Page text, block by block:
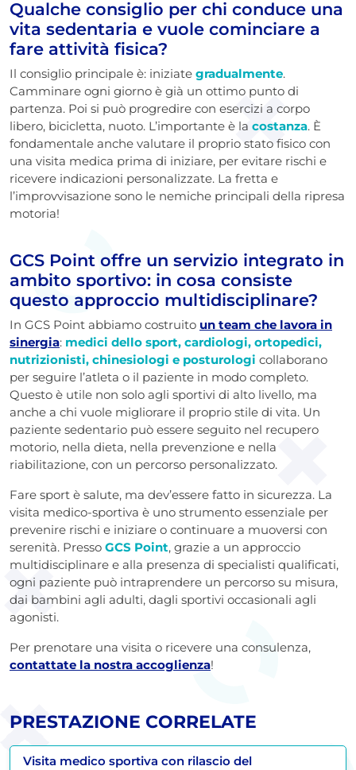
Qualche consiglio per chi conduce una
vita sedentaria e vuole cominciare a
fare attività fisica?
Il consiglio principale è: iniziate gradualmente.
Camminare ogni giorno è già un ottimo punto di
partenza. Poi si può progredire con esercizi a corpo
libero, bicicletta, nuoto. L’importante è la costanza. È
fondamentale anche valutare il proprio stato fisico con
una visita medica prima di iniziare, per evitare rischi e
ricevere indicazioni personalizzate. La fretta e
l’improvvisazione sono le nemiche principali della ripresa
motoria!
GCS Point offre un servizio integrato in
ambito sportivo: in cosa consiste
questo approccio multidisciplinare?
In GCS Point abbiamo costruito un team che lavora in
sinergia: medici dello sport, cardiologi, ortopedici,
nutrizionisti, chinesiologi e posturologi collaborano
per seguire l’atleta o il paziente in modo completo.
Questo è utile non solo agli sportivi di alto livello, ma
anche a chi vuole migliorare il proprio stile di vita. Un
paziente sedentario può essere seguito nel recupero
motorio, nella dieta, nella prevenzione e nella
riabilitazione, con un percorso personalizzato.
Fare sport è salute, ma dev’essere fatto in sicurezza. La
visita medico-sportiva è uno strumento essenziale per
prevenire rischi e iniziare o continuare a muoversi con
serenità. Presso GCS Point, grazie a un approccio
multidisciplinare e alla presenza di specialisti qualificati,
ogni paziente può intraprendere un percorso su misura,
dai bambini agli adulti, dagli sportivi occasionali agli
agonisti.
Per prenotare una visita o ricevere una consulenza,
contattate la nostra accoglienza!
PRESTAZIONE CORRELATE
Visita medico sportiva con rilascio del